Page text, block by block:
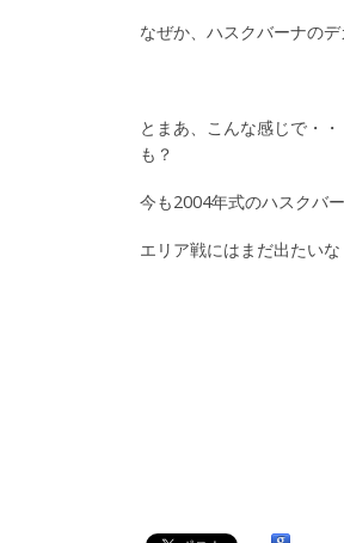
なぜか、ハスクバーナの
とまあ、こんな感じで・
も？
今も2004年式のハスクバ
エリア戦にはまだ出たい